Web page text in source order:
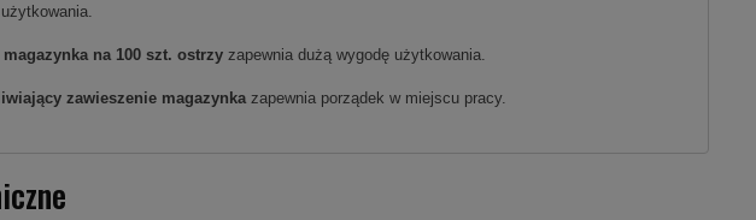
na 100 szt. ostrzy zapewnia dużą wygodę użytkowania.
zawieszenie magazynka zapewnia porządek w miejscu pracy.